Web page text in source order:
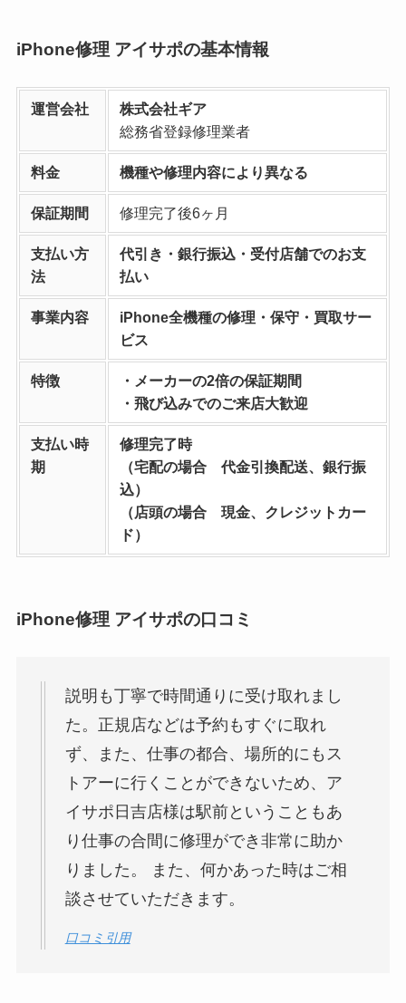
iPhone修理 アイサポの基本情報
運営会社
株式会社ギア
総務省登録修理業者
料金 機種や修理内容により異なる
保証期間 修理完了後6ヶ月
支払い方
法
代引き・銀行振込・受付店舗でのお支
払い
事業内容
iPhone全機種の修理・保守・買取サー
ビス
特徴
・メーカーの2倍の保証期間
・飛び込みでのご来店大歓迎
支払い時
期
修理完了時
（宅配の場合 代金引換配送、銀行振
込）
（店頭の場合 現金、クレジットカー
ド）
iPhone修理 アイサポの口コミ
説明も丁寧で時間通りに受け取れまし
た。正規店などは予約もすぐに取れ
ず、また、仕事の都合、場所的にもス
トアーに行くことができないため、ア
イサポ日吉店様は駅前ということもあ
り仕事の合間に修理ができ非常に助か
りました。 また、何かあった時はご相
談させていただきます。
口コミ引用